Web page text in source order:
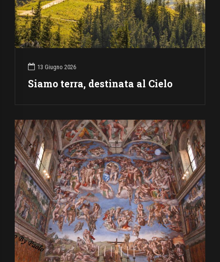
13 Giugno 2026
Siamo terra, destinata al Cielo